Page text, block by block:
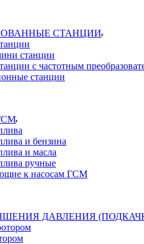
СТАНЦИИ
станции
с частотным
станции
и бензина
и масла
ручные
к насосам ГСМ
ДАВЛЕНИЯ